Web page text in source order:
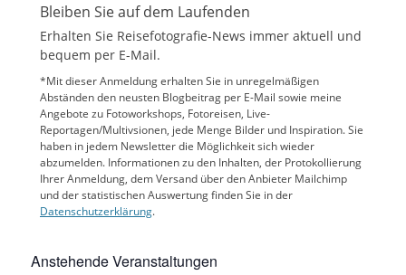
Bleiben Sie auf dem Laufenden
Erhalten Sie Reisefotografie-News immer aktuell und
bequem per E-Mail.
*Mit dieser Anmeldung erhalten Sie in unregelmäßigen
Abständen den neusten Blogbeitrag per E-Mail sowie meine
Angebote zu Fotoworkshops, Fotoreisen, Live-
Reportagen/Multivsionen, jede Menge Bilder und Inspiration. Sie
haben in jedem Newsletter die Möglichkeit sich wieder
abzumelden. Informationen zu den Inhalten, der Protokollierung
Ihrer Anmeldung, dem Versand über den Anbieter Mailchimp
und der statistischen Auswertung finden Sie in der
Datenschutzerklärung.
Anstehende Veranstaltungen